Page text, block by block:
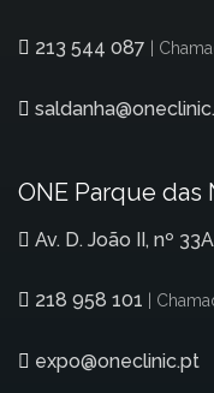
213 544 087 |
ONE Parque das
Av. D. João II, nº
218 958 101 |
expo@oneclinic.pt